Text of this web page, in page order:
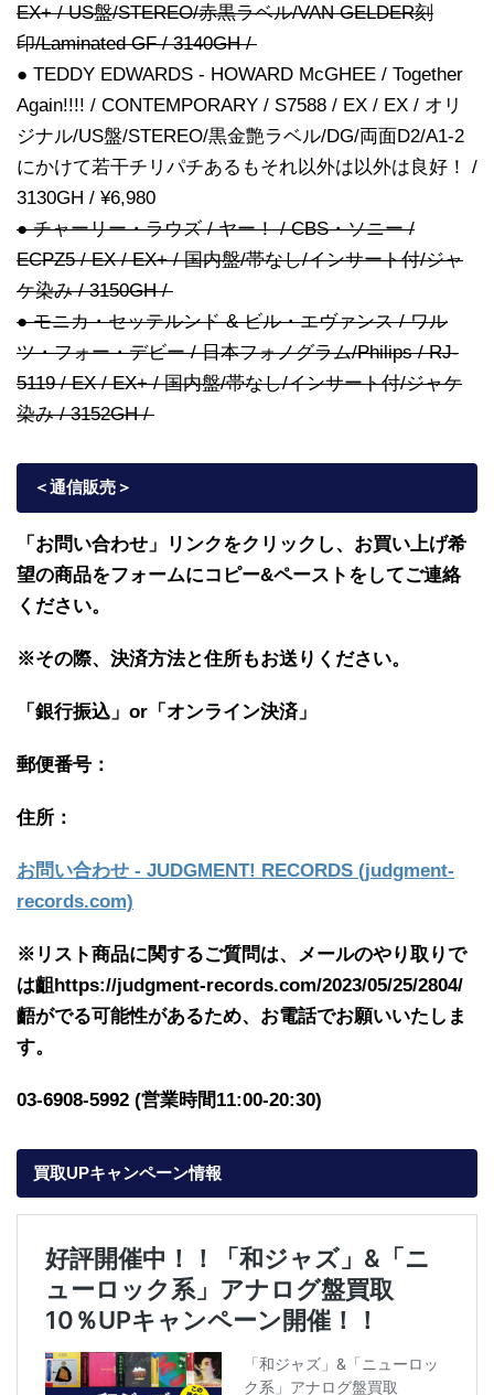
EX+ / US盤/STEREO/赤黒ラベル/VAN GELDER刻
印/Laminated GF / 3140GH /
● TEDDY EDWARDS - HOWARD McGHEE / Together
Again!!!! / CONTEMPORARY / S7588 / EX / EX / オリ
ジナル/US盤/STEREO/黒金艶ラベル/DG/両面D2/A1-2
にかけて若干チリパチあるもそれ以外は以外は良好！ /
3130GH / ¥6,980
● チャーリー・ラウズ / ヤー！ / CBS・ソニー /
ECPZ5 / EX / EX+ / 国内盤/帯なし/インサート付/ジャ
ケ染み / 3150GH /
● モニカ・セッテルンド & ビル・エヴァンス / ワル
ツ・フォー・デビー / 日本フォノグラム/Philips / RJ-
5119 / EX / EX+ / 国内盤/帯なし/インサート付/ジャケ
染み / 3152GH /
＜通信販売＞
「お問い合わせ」リンクをクリックし、 お買い上げ希
望の商品をフォームにコピー&ペーストをしてご連絡
ください。
※その際、決済方法と住所もお送りください。
「銀行振込」or「 オンライン決済」
郵便番号：
住所：
お問い合わせ - JUDGMENT! RECORDS (judgment-
records.com)
※リスト商品に関するご質問は、メールのやり取りで
は齟https://judgment-records.com/2023/05/25/2804/
齬がでる可能性があるため、お電話でお願いいたしま
す。
03-6908-5992 (営業時間11:00-20:30)
買取UPキャンペーン情報